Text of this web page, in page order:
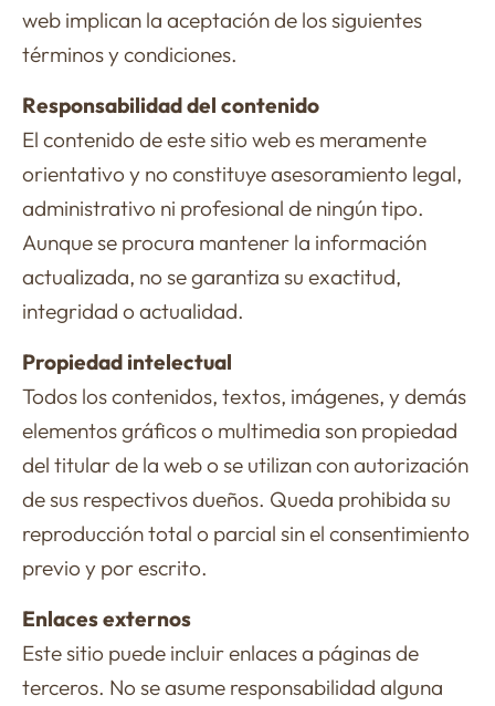
web implican la aceptación de los siguientes
términos y condiciones.
Responsabilidad del contenido
El contenido de este sitio web es meramente
orientativo y no constituye asesoramiento legal,
administrativo ni profesional de ningún tipo.
Aunque se procura mantener la información
actualizada, no se garantiza su exactitud,
integridad o actualidad.
Propiedad intelectual
Todos los contenidos, textos, imágenes, y demás
elementos gráficos o multimedia son propiedad
del titular de la web o se utilizan con autorización
de sus respectivos dueños. Queda prohibida su
reproducción total o parcial sin el consentimiento
previo y por escrito.
Enlaces externos
Este sitio puede incluir enlaces a páginas de
terceros. No se asume responsabilidad alguna